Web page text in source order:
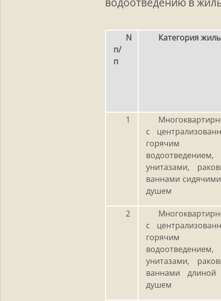
N
п/
п
Категория
1
с
горячим
унитазами,
ваннами
душем
2
с
горячим
унитазами,
ваннами
душем